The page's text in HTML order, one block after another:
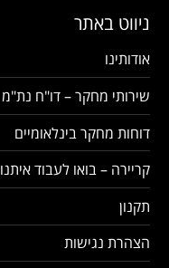
ניווט באתר
אודותינו
שירותי מחקר – דו"ח נת"מ
דוחות מחקר בינלאומיים
קריירה – בואו לעבוד איתנו
תקנון
הצהרת נגישות